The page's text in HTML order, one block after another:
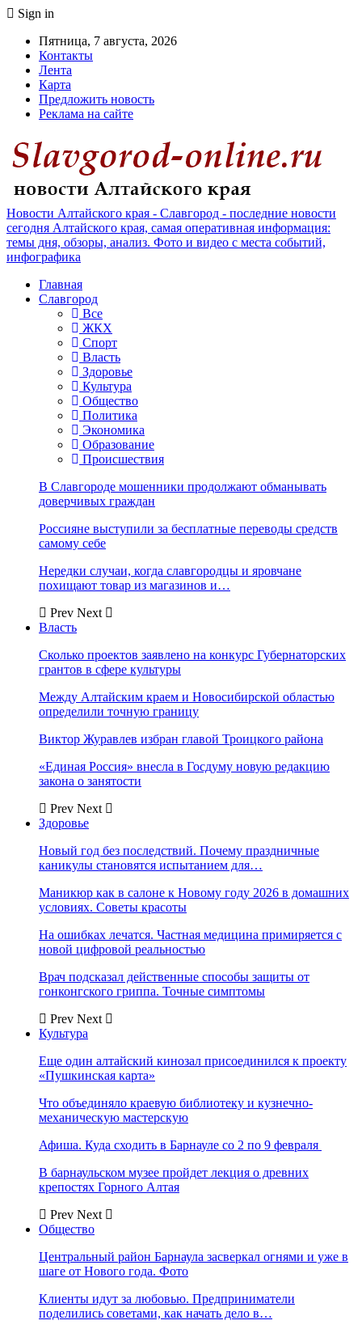
Sign in
Пятница, 7 августа, 2026
Контакты
Лента
Карта
Предложить новость
Реклама на сайте
Новости Алтайского края - Славгород - последние новости
сегодня Алтайского края, самая оперативная информация:
темы дня, обзоры, анализ. Фото и видео с места событий,
инфографика
Главная
Славгород
Все
ЖКХ
Спорт
Власть
Здоровье
Культура
Общество
Политика
Экономика
Образование
Происшествия
В Славгороде мошенники продолжают обманывать
доверчивых граждан
Россияне выступили за бесплатные переводы средств
самому себе
Нередки случаи, когда славгородцы и яровчане
похищают товар из магазинов и…
Prev Next
Власть
Сколько проектов заявлено на конкурс Губернаторских
грантов в сфере культуры
Между Алтайским краем и Новосибирской областью
определили точную границу
Виктор Журавлев избран главой Троицкого района
«Единая Россия» внесла в Госдуму новую редакцию
закона о занятости
Prev Next
Здоровье
Новый год без последствий. Почему праздничные
каникулы становятся испытанием для…
Маникюр как в салоне к Новому году 2026 в домашних
условиях. Советы красоты
На ошибках лечатся. Частная медицина примиряется с
новой цифровой реальностью
Врач подсказал действенные способы защиты от
гонконгского гриппа. Точные симптомы
Prev Next
Культура
Еще один алтайский кинозал присоединился к проекту
«Пушкинская карта»
Что объединяло краевую библиотеку и кузнечно-
механическую мастерскую
Афиша. Куда сходить в Барнауле со 2 по 9 февраля
В барнаульском музее пройдет лекция о древних
крепостях Горного Алтая
Prev Next
Общество
Центральный район Барнаула засверкал огнями и уже в
шаге от Нового года. Фото
Клиенты идут за любовью. Предприниматели
поделились советами, как начать дело в…